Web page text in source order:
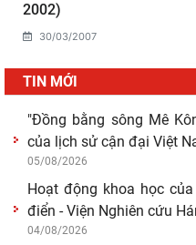
2002)
30/03/2007
TIN MỚI
"Đồng bằng sông Mê
của lịch sử cận đại Việt
05/08/2026
Hoạt động khoa học
điển - Viện Nghiên cứu
04/08/2026